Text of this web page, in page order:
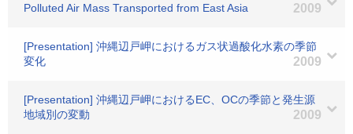
Polluted Air Mass Transported from East Asia
2009
[Presentation] 沖縄辺戸岬におけるガス状過酸化水素の季節
変化
2009
[Presentation] 沖縄辺戸岬におけるEC、OCの季節と発生源
地域別の変動
2009